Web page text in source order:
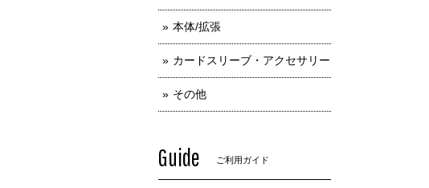
本体/拡張
カードスリーブ・アクセサリー
その他
Guide ご利用ガイド